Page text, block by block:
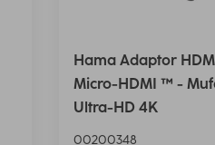
Hama Adaptor
Micro-HDMI ™ -
Ultra-HD 4K
00200348